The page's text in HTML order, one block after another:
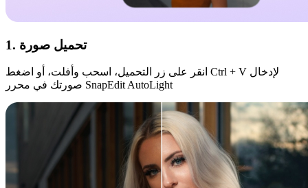
1. تحميل صورة
انقر على زر التحميل، اسحب وأفلت، أو اضغط Ctrl + V لإدخال
صورتك في محرر SnapEdit AutoLight